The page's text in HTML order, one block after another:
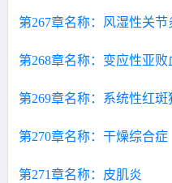
第267章名称：风湿性关节
第268章名称：变应性亚
第269章名称：系统性红斑
第270章名称：干燥综合症
第271章名称：皮肌炎